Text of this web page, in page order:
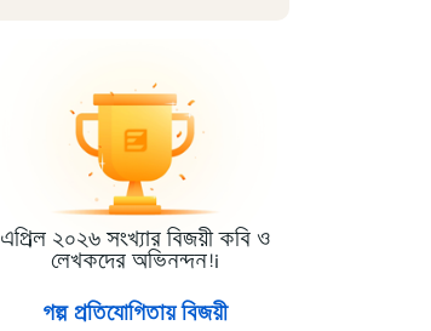
এপ্রিল ২০২৬ সংখ্যার বিজয়ী কবি ও
লেখকদের অভিনন্দন!i
গল্প প্রতিযোগিতায় বিজয়ী